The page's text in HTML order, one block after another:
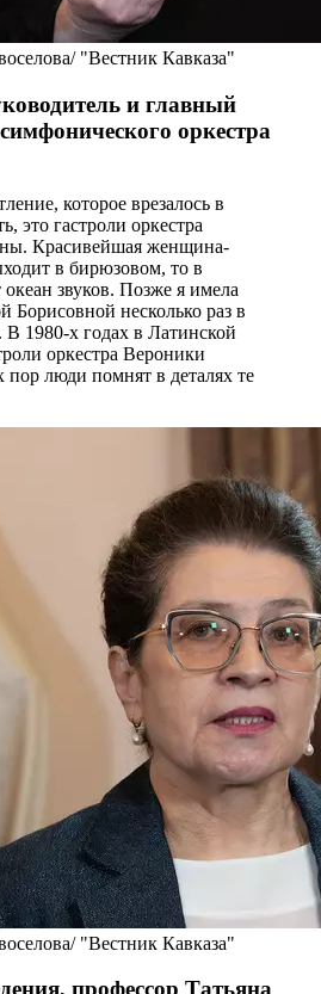
"Вестник Кавказа"
и главный
оркестра
которое врезалось в
это гастроли оркестра
Красивейшая женщина-
в бирюзовом, то в
звуков. Позже я имела
Борисовной несколько раз в
В 1980-х годах в Латинской
оркестра Вероники
пор люди помнят в деталях те
"Вестник Кавказа"
профессор Татьяна